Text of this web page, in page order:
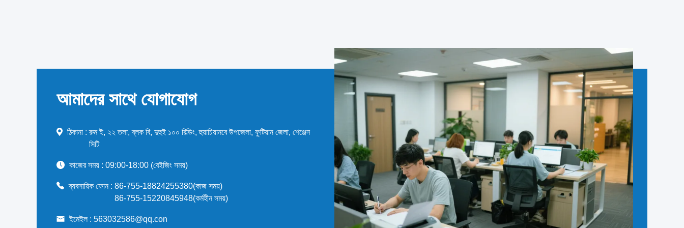
আমাদের সাথে যোগাযোগ
ঠিকানা : রুম ই, ২২ তলা, ব্লক বি, দুহুই ১০০ বিল্ডিং, হুয়াচিয়ানবে উপজেলা, ফুটিয়ান জেলা, শেঞ্জেন
সিটি
কাজের সময় : 09:00-18:00 (বেইজিং সময়)
ব্যবসায়িক ফোন : 86-755-18824255380(কাজ সময়)
86-755-15220845948(কর্মহীন সময়)
ইমেইল : 563032586@qq.con